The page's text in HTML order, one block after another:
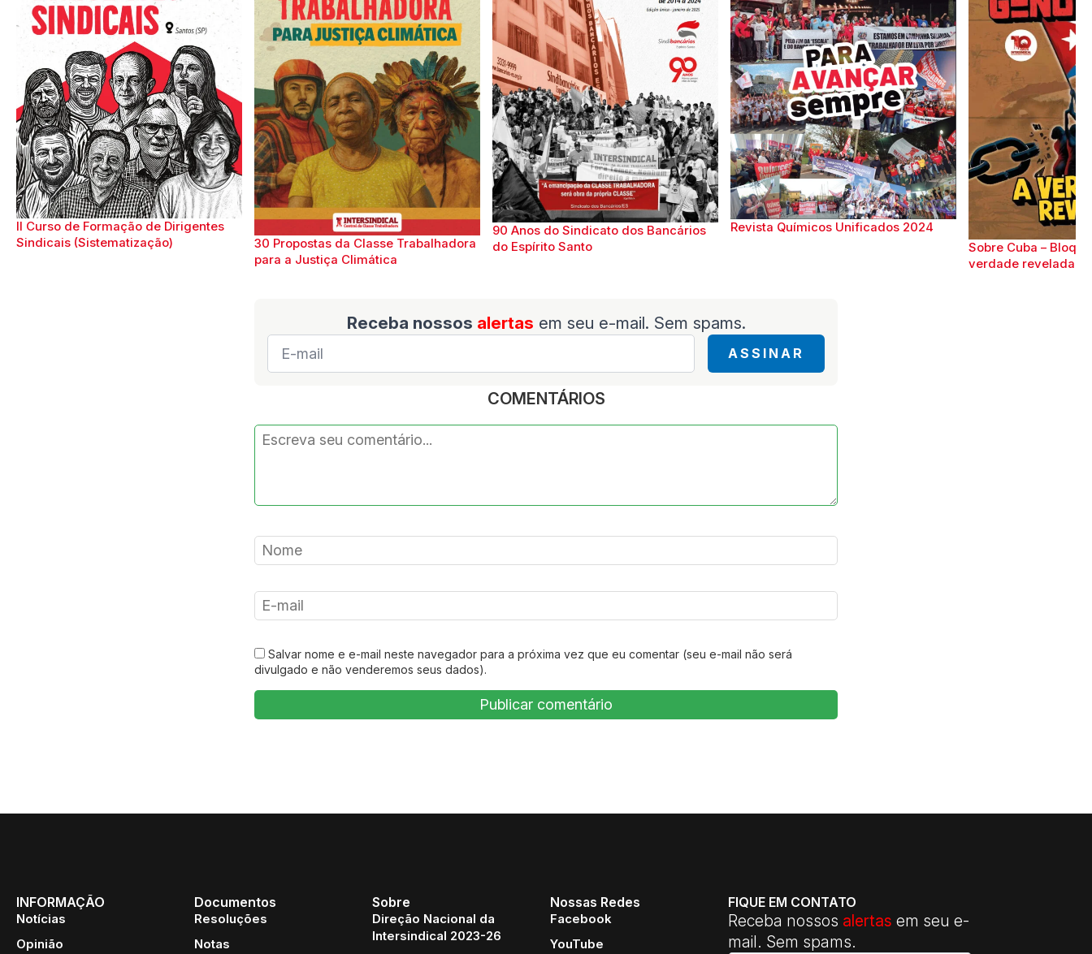
II Curso de Formação de Dirigentes
Sindicais (Sistematização)
30 Propostas da Classe Trabalhadora
para a Justiça Climática
90 Anos do Sindicato dos Bancários
do Espírito Santo
Revista Químicos Unificados 2024
Sobre Cuba –
verdade revelada
Receba nossos alertas em seu e-mail. Sem spams.
E-
mail
ASSINAR
COMENTÁRIOS
Salvar nome e e-mail neste navegador para a próxima vez que eu comentar (seu e-mail não será
divulgado e não venderemos seus dados).
INFORMAÇÃO
Notícias
Opinião
Documentos
Resoluções
Notas
Sobre
Direção Nacional da
Intersindical 2023-26
Nossas Redes
Facebook
YouTube
FIQUE EM CONTATO
Receba nossos alertas em seu e-
mail. Sem spams.